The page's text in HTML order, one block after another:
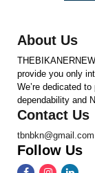
About Us
provide you only
We’re dedicated
dependability and
Contact Us
tbnbkn@gmail.com
Follow Us